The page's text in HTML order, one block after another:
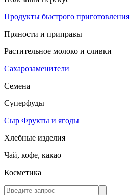
Продукты быстрого приготовления
Пряности и приправы
Растительное молоко и сливки
Сахарозаменители
Семена
Суперфуды
Сыр Фрукты и ягоды
Хлебные изделия
Чай, кофе, какао
Косметика